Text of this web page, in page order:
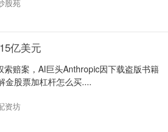
股苑
亿美元
赔案，AI巨头Anthropic因下载盗版书籍
金股票加杠杆怎么买....
资坊